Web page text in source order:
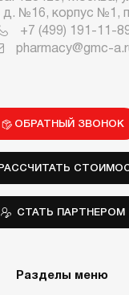
д. №16, корпус
+7 (499) 191-11-
pharmacy@gmc-
ОБРАТНЫЙ ЗВОНОК
СТАТЬ ПАРТНЕРОМ
Разделы меню